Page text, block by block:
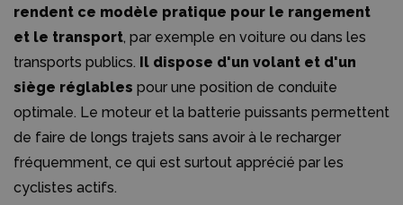
rendent ce modèle pratique pour le rangement
et le transport, par exemple en voiture ou dans les
transports publics. Il dispose d'un volant et d'un
siège réglables pour une position de conduite
optimale. Le moteur et la batterie puissants permettent
de faire de longs trajets sans avoir à le recharger
fréquemment, ce qui est surtout apprécié par les
cyclistes actifs.